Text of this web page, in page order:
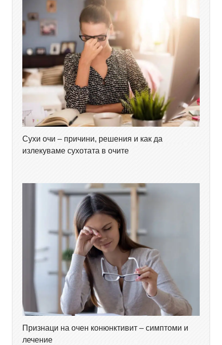
Сухи очи – причини, решения и как да
излекуваме сухотата в очите
Признаци на очен конюнктивит – симптоми и
лечение